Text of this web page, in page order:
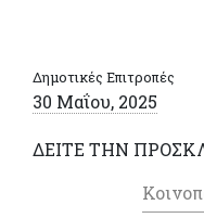
Δημοτικές Επιτροπές
30 Μαΐου, 2025
ΔΕΙΤΕ ΤΗΝ